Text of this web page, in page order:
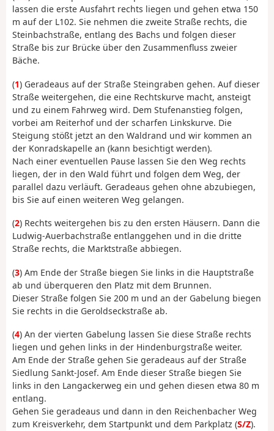
lassen die erste Ausfahrt rechts liegen und gehen etwa 150
m auf der L102. Sie nehmen die zweite Straße rechts, die
Steinbachstraße, entlang des Bachs und folgen dieser
Straße bis zur Brücke über den Zusammenfluss zweier
Bäche.
(1) Geradeaus auf der Straße Steingraben gehen. Auf dieser
Straße weitergehen, die eine Rechtskurve macht, ansteigt
und zu einem Fahrweg wird. Dem Stufenanstieg folgen,
vorbei am Reiterhof und der scharfen Linkskurve. Die
Steigung stößt jetzt an den Waldrand und wir kommen an
der Konradskapelle an (kann besichtigt werden).
Nach einer eventuellen Pause lassen Sie den Weg rechts
liegen, der in den Wald führt und folgen dem Weg, der
parallel dazu verläuft. Geradeaus gehen ohne abzubiegen,
bis Sie auf einen weiteren Weg gelangen.
(2) Rechts weitergehen bis zu den ersten Häusern. Dann die
Ludwig-Auerbachstraße entlanggehen und in die dritte
Straße rechts, die Marktstraße abbiegen.
(3) Am Ende der Straße biegen Sie links in die Hauptstraße
ab und überqueren den Platz mit dem Brunnen.
Dieser Straße folgen Sie 200 m und an der Gabelung biegen
Sie rechts in die Geroldseckstraße ab.
(4) An der vierten Gabelung lassen Sie diese Straße rechts
liegen und gehen links in der Hindenburgstraße weiter.
Am Ende der Straße gehen Sie geradeaus auf der Straße
Siedlung Sankt-Josef. Am Ende dieser Straße biegen Sie
links in den Langackerweg ein und gehen diesen etwa 80 m
entlang.
Gehen Sie geradeaus und dann in den Reichenbacher Weg
zum Kreisverkehr, dem Startpunkt und dem Parkplatz (S/Z).